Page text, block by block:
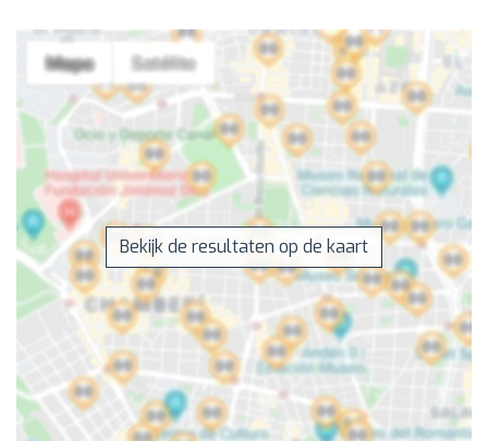
Bekijk de resultaten op de kaart